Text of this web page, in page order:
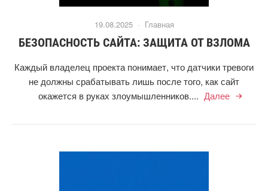
19.08.2025 · Главная
БЕЗОПАСНОСТЬ САЙТА: ЗАЩИТА ОТ ВЗЛОМА
Каждый владелец проекта понимает, что датчики тревоги
не должны срабатывать лишь после того, как сайт
окажется в руках злоумышленников.... Далее